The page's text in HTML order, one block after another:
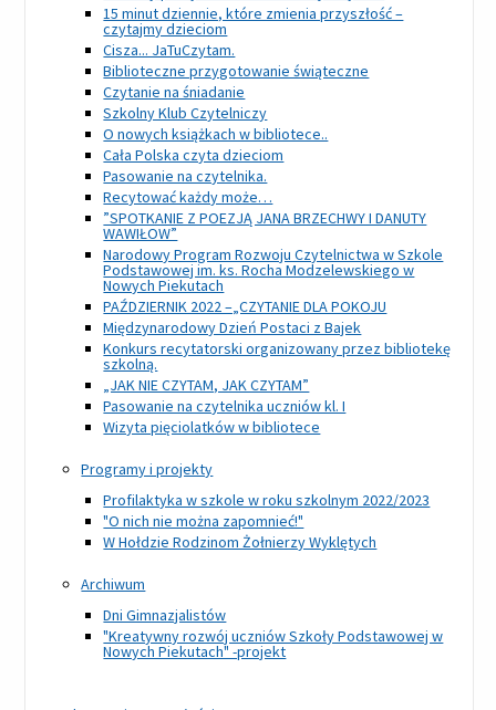
15 minut dziennie, które zmienia przyszłość –
czytajmy dzieciom
Cisza... JaTuCzytam.
Biblioteczne przygotowanie świąteczne
Czytanie na śniadanie
Szkolny Klub Czytelniczy
O nowych książkach w bibliotece..
Cała Polska czyta dzieciom
Pasowanie na czytelnika.
Recytować każdy może…
”SPOTKANIE Z POEZJĄ JANA BRZECHWY I DANUTY
WAWIŁOW”
Narodowy Program Rozwoju Czytelnictwa w Szkole
Podstawowej im. ks. Rocha Modzelewskiego w
Nowych Piekutach
PAŹDZIERNIK 2022 –„CZYTANIE DLA POKOJU
Międzynarodowy Dzień Postaci z Bajek
Konkurs recytatorski organizowany przez bibliotekę
szkolną.
„JAK NIE CZYTAM, JAK CZYTAM”
Pasowanie na czytelnika uczniów kl. I
Wizyta pięciolatków w bibliotece
Programy i projekty
Profilaktyka w szkole w roku szkolnym 2022/2023
"O nich nie można zapomnieć!"
W Hołdzie Rodzinom Żołnierzy Wyklętych
Archiwum
Dni Gimnazjalistów
"Kreatywny rozwój uczniów Szkoły Podstawowej w
Nowych Piekutach" -projekt